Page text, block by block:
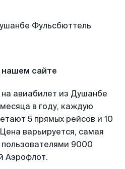
нашем сайте
авиабилет из Душанбе
в году, каждую
5 прямых рейсов и 10
варьируется, самая
9000
Аэрофлот.